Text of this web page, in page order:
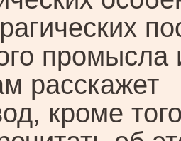
промысла
расскажет
кроме